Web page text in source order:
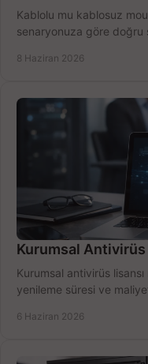
Kablolu mu kablosuz
senaryonuza göre doğru
8 Haziran 2026
Kurumsal Antivirüs
Kurumsal antivirüs lisansı
yenileme süresi ve
6 Haziran 2026